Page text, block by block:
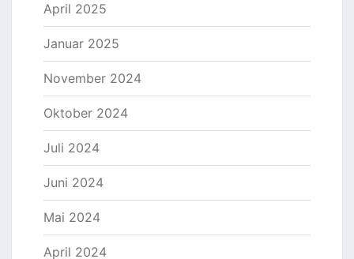
April 2025
Januar 2025
November 2024
Oktober 2024
Juli 2024
Juni 2024
Mai 2024
April 2024